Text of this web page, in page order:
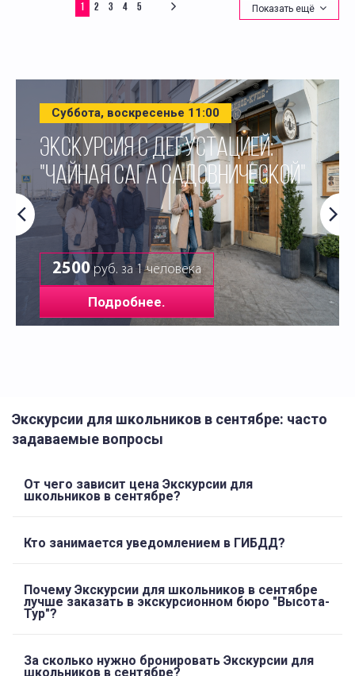
1 2 3 4 5 Показать ещё
Суббота, воскресенье 11:00
ЭКСКУРСИЯ С ДЕГУСТАЦИЕЙ:
"ЧАЙНАЯ САГА САДОВНИЧЕСКОЙ"
2500руб. за 1 человека
Подробнее.
Экскурсии для школьников в сентябре: часто
задаваемые вопросы
От чего зависит цена Экскурсии для
школьников в сентябре?
Кто занимается уведомлением в ГИБДД?
Почему Экскурсии для школьников в сентябре
лучше заказать в экскурсионном бюро "Высота-
Тур"?
За сколько нужно бронировать Экскурсии для
школьников в сентябре?